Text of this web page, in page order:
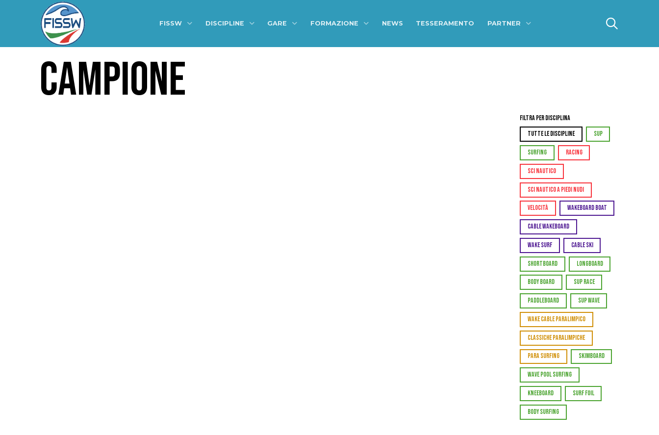
FISSW DISCIPLINE GARE FORMAZIONE NEWS TESSERAMENTO PARTNER
CAMPIONE
Filtra per Disciplina
TUTTE LE DISCIPLINE
SUP
SURFING RACING
SCI NAUTICO
SCI NAUTICO A PIEDI NUDI
VELOCITÀ WAKEBOARD BOAT
CABLE WAKEBOARD
WAKE SURF CABLE SKI
SHORTBOARD LONGBOARD
BODY BOARD SUP RACE
PADDLEBOARD SUP WAVE
WAKE CABLE PARALIMPICO
CLASSICHE PARALIMPICHE
PARA SURFING SKIMBOARD
WAVE POOL SURFING
KNEEBOARD SURF FOIL
BODY SURFING